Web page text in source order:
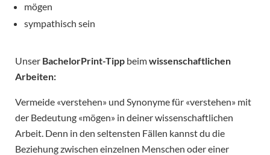
mögen
sympathisch sein
Unser BachelorPrint-Tipp beimwissenschaftlichen
Arbeiten:
Vermeide «verstehen» und Synonyme für «verstehen» mit
der Bedeutung «mögen» in deiner wissenschaftlichen
Arbeit. Denn in den seltensten Fällen kannst du die
Beziehung zwischen einzelnen Menschen oder einer